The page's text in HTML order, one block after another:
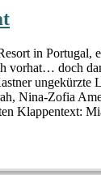
in Portugal,
vorhat… doch
ungekürzte
Nina-Zofia
Klappentext: